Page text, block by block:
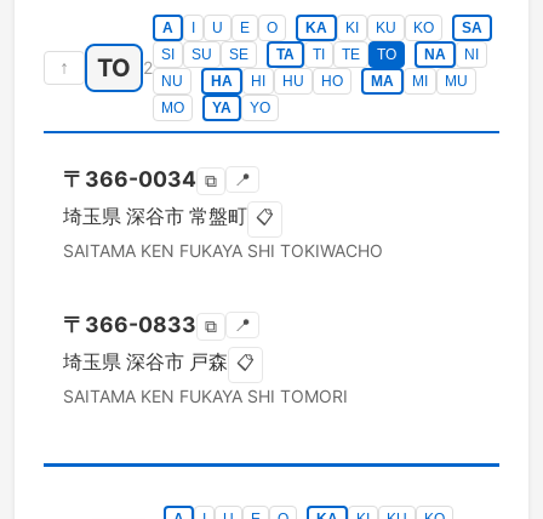
↑ TO 2
A U E O KA KI KU KO
SA
SI
SU SE TA TI TE TO NA
NI
NU
HA HI HU HO MA MI
MU
MO
YA YO
〒 366-0034 ⧉ 📍
埼玉県 深谷市 常盤町 📋
SAITAMA KEN FUKAYA SHI TOKIWACHO
〒 366-0833 ⧉ 📍
埼玉県 深谷市 戸森 📋
SAITAMA KEN FUKAYA SHI TOMORI